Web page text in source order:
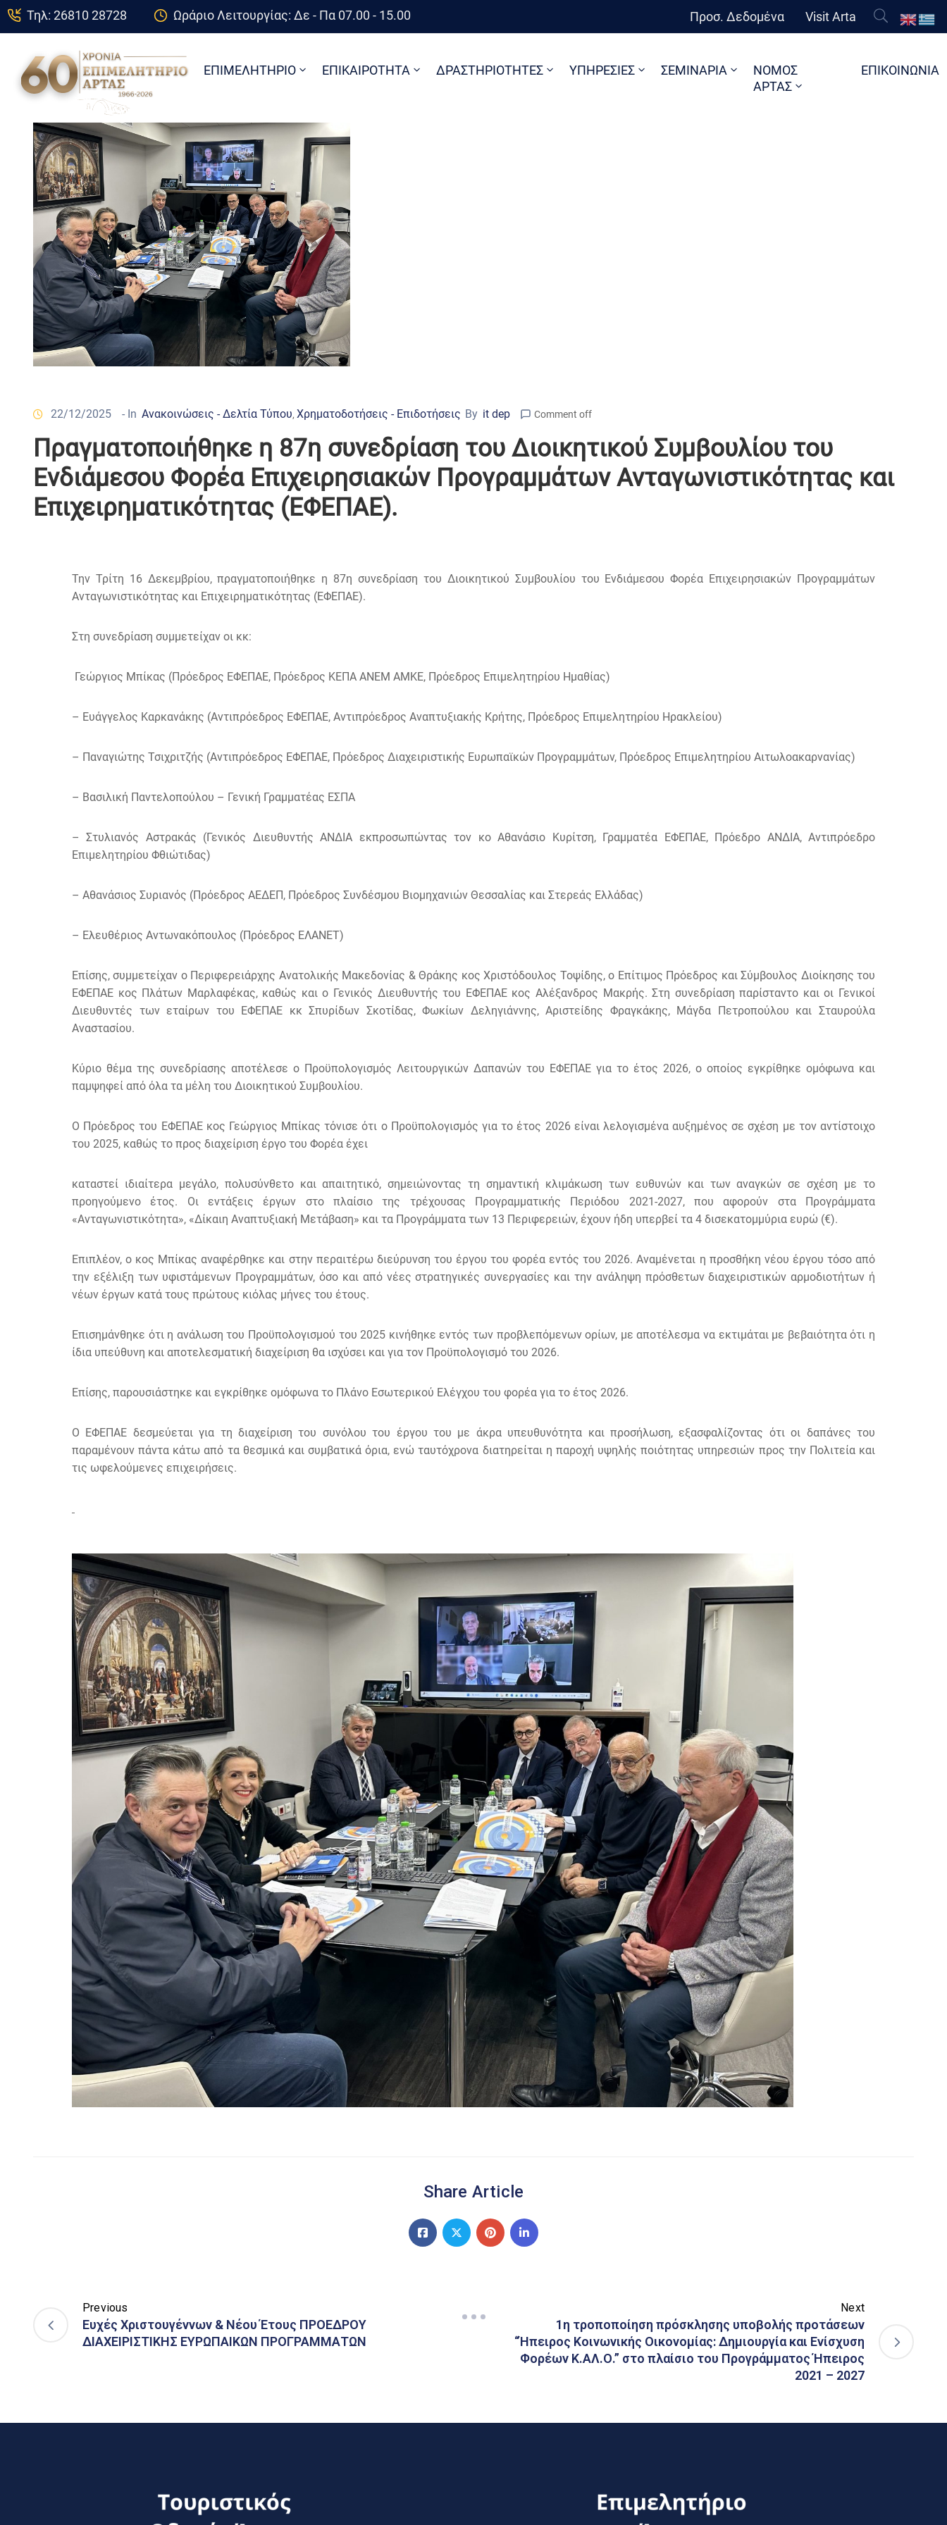
Τηλ: 26810 28728 Ωράριο Λειτουργίας: Δε - Πα 07.00 - 15.00 Προσ. Δεδομένα Visit Arta
ΕΠΙΜΕΛΗΤΗΡΙΟ ΕΠΙΚΑΙΡΟΤΗΤΑ ΔΡΑΣΤΗΡΙΟΤΗΤΕΣ ΥΠΗΡΕΣΙΕΣ ΣΕΜΙΝΑΡΙΑ
ΝΟΜΟΣ
ΑΡΤΑΣ
ΕΠΙΚΟΙΝΩΝΙΑ
22/12/2025 - In Ανακοινώσεις - Δελτία Τύπου‚ Χρηματοδοτήσεις - Επιδοτήσεις By it dep Comment off
Πραγματοποιήθηκε η 87η συνεδρίαση του Διοικητικού Συμβουλίου του
Ενδιάμεσου Φορέα Επιχειρησιακών Προγραμμάτων Ανταγωνιστικότητας και
Επιχειρηματικότητας (ΕΦΕΠΑΕ).
Την Τρίτη 16 Δεκεμβρίου, πραγματοποιήθηκε η 87η συνεδρίαση του Διοικητικού Συμβουλίου του Ενδιάμεσου Φορέα Επιχειρησιακών Προγραμμάτων
Ανταγωνιστικότητας και Επιχειρηματικότητας (ΕΦΕΠΑΕ).
Στη συνεδρίαση συμμετείχαν οι κκ:
Γεώργιος Μπίκας (Πρόεδρος ΕΦΕΠΑΕ, Πρόεδρος ΚΕΠΑ ΑΝΕΜ ΑΜΚΕ, Πρόεδρος Επιμελητηρίου Ημαθίας)
– Ευάγγελος Καρκανάκης (Αντιπρόεδρος ΕΦΕΠΑΕ, Αντιπρόεδρος Αναπτυξιακής Κρήτης, Πρόεδρος Επιμελητηρίου Ηρακλείου)
– Παναγιώτης Τσιχριτζής (Αντιπρόεδρος ΕΦΕΠΑΕ, Πρόεδρος Διαχειριστικής Ευρωπαϊκών Προγραμμάτων, Πρόεδρος Επιμελητηρίου Αιτωλοακαρνανίας)
– Βασιλική Παντελοπούλου – Γενική Γραμματέας ΕΣΠΑ
– Στυλιανός Αστρακάς (Γενικός Διευθυντής ΑΝΔΙΑ εκπροσωπώντας τον κο Αθανάσιο Κυρίτση, Γραμματέα ΕΦΕΠΑΕ, Πρόεδρο ΑΝΔΙΑ, Αντιπρόεδρο
Επιμελητηρίου Φθιώτιδας)
– Αθανάσιος Συριανός (Πρόεδρος ΑΕΔΕΠ, Πρόεδρος Συνδέσμου Βιομηχανιών Θεσσαλίας και Στερεάς Ελλάδας)
– Ελευθέριος Αντωνακόπουλος (Πρόεδρος ΕΛΑΝΕΤ)
Επίσης, συμμετείχαν ο Περιφερειάρχης Ανατολικής Μακεδονίας & Θράκης κος Χριστόδουλος Τοψίδης, ο Επίτιμος Πρόεδρος και Σύμβουλος Διοίκησης του
ΕΦΕΠΑΕ κος Πλάτων Μαρλαφέκας, καθώς και ο Γενικός Διευθυντής του ΕΦΕΠΑΕ κος Αλέξανδρος Μακρής. Στη συνεδρίαση παρίσταντο και οι Γενικοί
Διευθυντές των εταίρων του ΕΦΕΠΑΕ κκ Σπυρίδων Σκοτίδας, Φωκίων Δεληγιάννης, Αριστείδης Φραγκάκης, Μάγδα Πετροπούλου και Σταυρούλα
Αναστασίου.
Κύριο θέμα της συνεδρίασης αποτέλεσε ο Προϋπολογισμός Λειτουργικών Δαπανών του ΕΦΕΠΑΕ για το έτος 2026, ο οποίος εγκρίθηκε ομόφωνα και
παμψηφεί από όλα τα μέλη του Διοικητικού Συμβουλίου.
Ο Πρόεδρος του ΕΦΕΠΑΕ κος Γεώργιος Μπίκας τόνισε ότι ο Προϋπολογισμός για το έτος 2026 είναι λελογισμένα αυξημένος σε σχέση με τον αντίστοιχο
του 2025, καθώς το προς διαχείριση έργο του Φορέα έχει
καταστεί ιδιαίτερα μεγάλο, πολυσύνθετο και απαιτητικό, σημειώνοντας τη σημαντική κλιμάκωση των ευθυνών και των αναγκών σε σχέση με το
προηγούμενο έτος. Οι εντάξεις έργων στο πλαίσιο της τρέχουσας Προγραμματικής Περιόδου 2021-2027, που αφορούν στα Προγράμματα
«Ανταγωνιστικότητα», «Δίκαιη Αναπτυξιακή Μετάβαση» και τα Προγράμματα των 13 Περιφερειών, έχουν ήδη υπερβεί τα 4 δισεκατομμύρια ευρώ (€).
Επιπλέον, ο κος Μπίκας αναφέρθηκε και στην περαιτέρω διεύρυνση του έργου του φορέα εντός του 2026. Αναμένεται η προσθήκη νέου έργου τόσο από
την εξέλιξη των υφιστάμενων Προγραμμάτων, όσο και από νέες στρατηγικές συνεργασίες και την ανάληψη πρόσθετων διαχειριστικών αρμοδιοτήτων ή
νέων έργων κατά τους πρώτους κιόλας μήνες του έτους.
Επισημάνθηκε ότι η ανάλωση του Προϋπολογισμού του 2025 κινήθηκε εντός των προβλεπόμενων ορίων, με αποτέλεσμα να εκτιμάται με βεβαιότητα ότι η
ίδια υπεύθυνη και αποτελεσματική διαχείριση θα ισχύσει και για τον Προϋπολογισμό του 2026.
Επίσης, παρουσιάστηκε και εγκρίθηκε ομόφωνα το Πλάνο Εσωτερικού Ελέγχου του φορέα για το έτος 2026.
Ο ΕΦΕΠΑΕ δεσμεύεται για τη διαχείριση του συνόλου του έργου του με άκρα υπευθυνότητα και προσήλωση, εξασφαλίζοντας ότι οι δαπάνες του
παραμένουν πάντα κάτω από τα θεσμικά και συμβατικά όρια, ενώ ταυτόχρονα διατηρείται η παροχή υψηλής ποιότητας υπηρεσιών προς την Πολιτεία και
τις ωφελούμενες επιχειρήσεις.
Share Article
Previous
Ευχές Χριστουγέννων & Νέου Έτους ΠΡΟΕΔΡΟΥ
ΔΙΑΧΕΙΡΙΣΤΙΚΗΣ ΕΥΡΩΠΑΙΚΩΝ ΠΡΟΓΡΑΜΜΑΤΩΝ
Next
1η τροποποίηση πρόσκλησης υποβολής προτάσεων
“Ήπειρος Κοινωνικής Οικονομίας: Δημιουργία και Ενίσχυση
Φορέων Κ.ΑΛ.Ο.” στο πλαίσιο του Προγράμματος Ήπειρος
2021 – 2027